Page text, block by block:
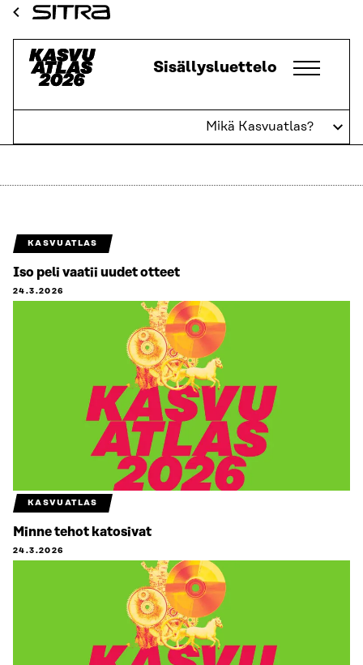
Siirry
sisältöön
Sitra
Kasvuatlas
Mikä Kasvuatlas?
Sisällysluettelo
KASVUATLAS
Iso peli vaatii uudet otteet
24.3.2026
KASVUATLAS
Minne tehot katosivat
24.3.2026